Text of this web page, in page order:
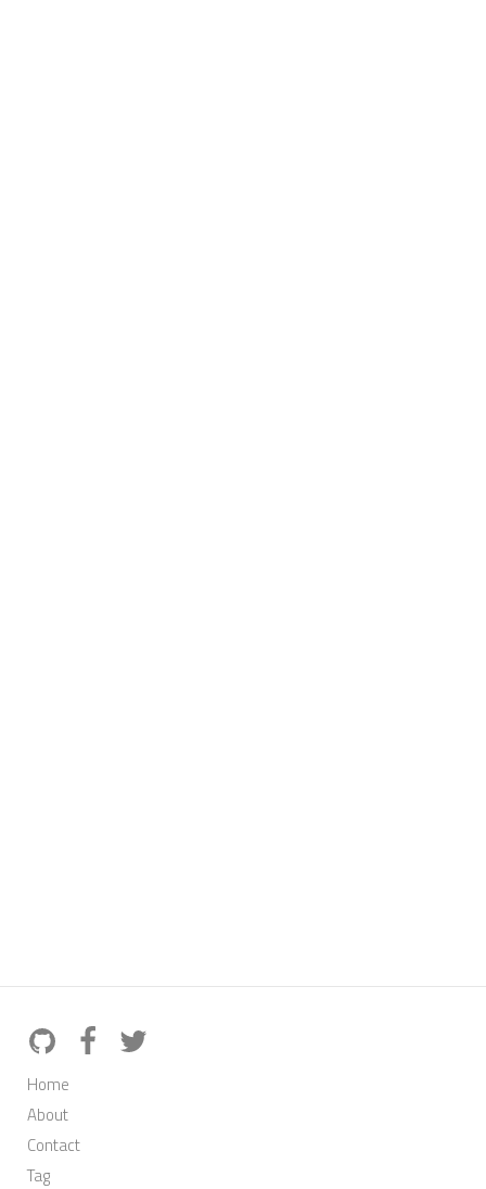
Home
About
Contact
Tag